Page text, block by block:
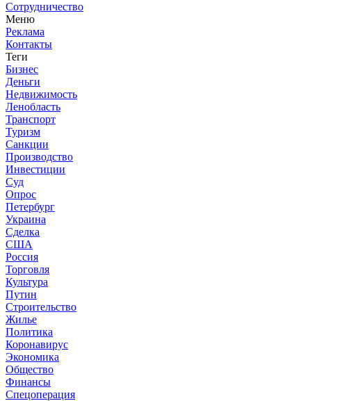
Сотрудничество
Меню
Реклама
Контакты
Теги
Бизнес
Деньги
Недвижимость
Ленобласть
Транспорт
Туризм
Санкции
Производство
Инвестиции
Суд
Опрос
Петербург
Украина
Сделка
США
Россия
Торговля
Культура
Путин
Строительство
Жилье
Политика
Коронавирус
Экономика
Общество
Финансы
Спецоперация